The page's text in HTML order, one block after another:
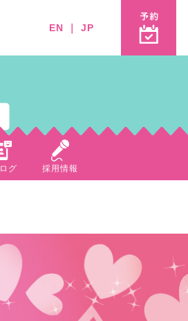
EN ｜ JP
グ 採用情報